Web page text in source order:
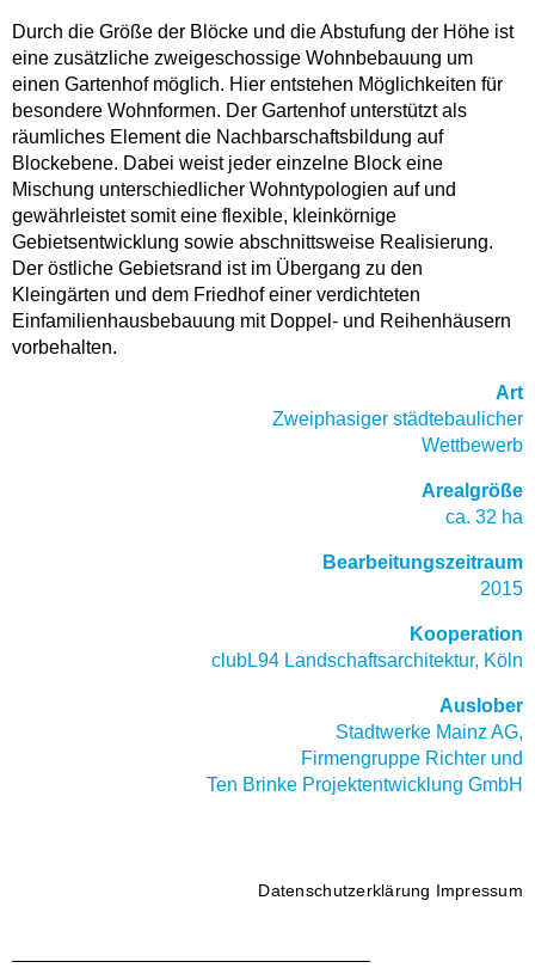
Durch die Größe der Blöcke und die Abstufung der Höhe ist
eine zusätzliche zweigeschossige Wohnbebauung um
einen Gartenhof möglich. Hier entstehen Möglichkeiten für
besondere Wohnformen. Der Gartenhof unterstützt als
räumliches Element die Nachbarschaftsbildung auf
Blockebene. Dabei weist jeder einzelne Block eine
Mischung unterschiedlicher Wohntypologien auf und
gewährleistet somit eine flexible, kleinkörnige
Gebietsentwicklung sowie abschnittsweise Realisierung.
Der östliche Gebietsrand ist im Übergang zu den
Kleingärten und dem Friedhof einer verdichteten
Einfamilienhausbebauung mit Doppel- und Reihenhäusern
vorbehalten.
Art
Zweiphasiger städtebaulicher
Wettbewerb
Arealgröße
ca. 32 ha
Bearbeitungszeitraum
2015
Kooperation
clubL94 Landschaftsarchitektur, Köln
Auslober
Stadtwerke Mainz AG,
Firmengruppe Richter und
Ten Brinke Projektentwicklung GmbH
Datenschutzerklärung Impressum